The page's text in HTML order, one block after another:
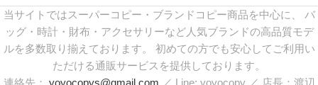
当サイトではスーパーコピー・ブランドコピー商品を中心に、 バ
ッグ・時計・財布・アクセサリーなど人気ブランドの高品質モデ
ルを多数取り揃えております。 初めての方でも安心してご利用い
ただける通販サービスを提供しております。